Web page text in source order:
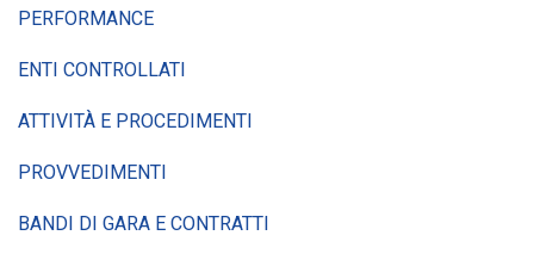
PERFORMANCE
ENTI CONTROLLATI
ATTIVITÀ E PROCEDIMENTI
PROVVEDIMENTI
BANDI DI GARA E CONTRATTI